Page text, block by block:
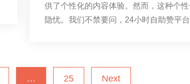
供了个性化的内容体验。然而，这种个
隐忧。我们不禁要问，24小时自助赞平台
… 25 Next